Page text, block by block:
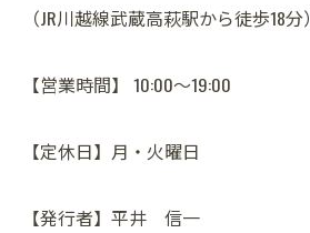
（JR川越線武蔵高萩駅から徒歩18分）
【営業時間】 10:00～19:00
【定休日】月・火曜日
【発行者】平井 信一